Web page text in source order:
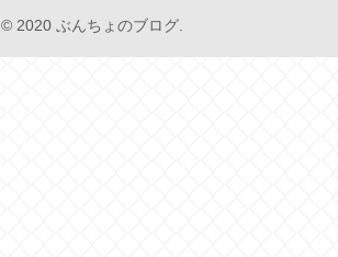
© 2020 ぶんちょのブログ.